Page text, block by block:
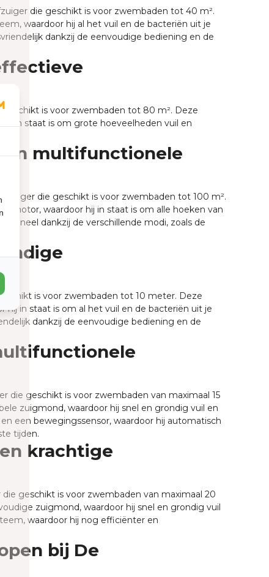
die geschikt is voor zwembaden tot 40 m².
waardoor hij al het vuil en de bacteriën uit je
dankzij de eenvoudige bediening en de
is voor zwembaden tot 80 m². Deze
in staat is om grote hoeveelheden vuil en
en multifunctionele
die geschikt is voor zwembaden tot 100 m².
motor, waardoor hij in staat is om alle hoeken van
dankzij de verschillende modi, zoals de
is voor zwembaden tot 10 meter. Deze
in staat is om al het vuil en de bacteriën uit je
dankzij de eenvoudige bediening en de
die geschikt is voor zwembaden van maximaal 15
zuigmond, waardoor hij snel en grondig vuil en
een bewegingssensor, waardoor hij automatisch
tijden.
krachtige
geschikt is voor zwembaden van maximaal 20
zuigmond, waardoor hij snel en grondig vuil
waardoor hij nog efficiënter en
bij De